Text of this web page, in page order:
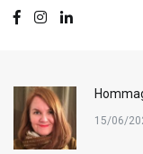
15/06/